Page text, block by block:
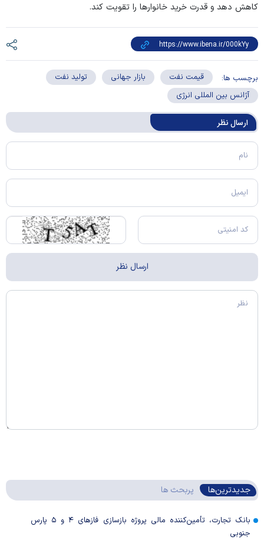
کاهش دهد و قدرت خرید خانوار‌ها را تقویت کند.
برچسب ها: قیمت نفت بازار جهانی
تولید نفت
آژانس بین المللی انرژی
ارسال‌ نظر
جدیدترین‌ها پربحث ها
بانک تجارت، تأمین‌کننده مالی پروژه بازسازی فاز‌های ۴ و ۵ پارس
جنوبی